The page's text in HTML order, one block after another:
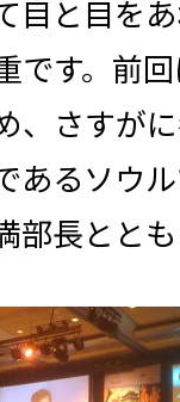
目と目を
です。前
、さすが
あるソウ
部長とと